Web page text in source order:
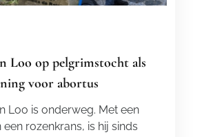
Loo op pelgrimstocht als
voor abortus
Loo is onderweg. Met een
een rozenkrans, is hij sinds